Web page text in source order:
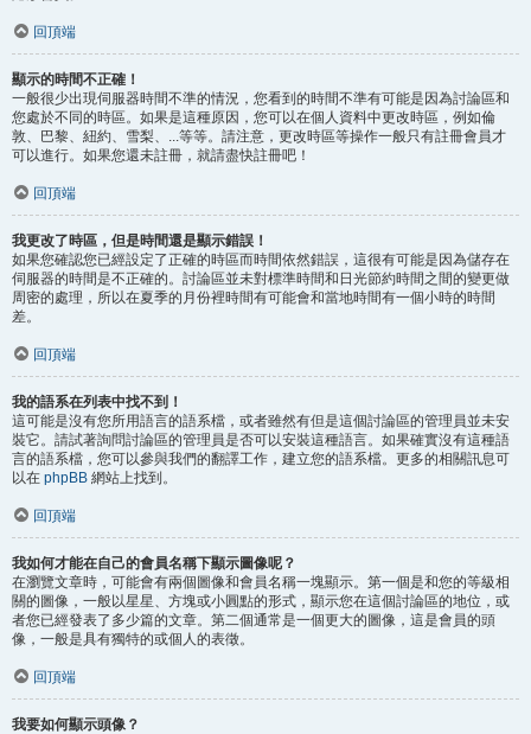
回頂端
顯示的時間不正確！
一般很少出現伺服器時間不準的情況，您看到的時間不準有可能是因為討論區和
您處於不同的時區。如果是這種原因，您可以在個人資料中更改時區，例如倫
敦、巴黎、紐約、雪梨、...等等。請注意，更改時區等操作一般只有註冊會員才
可以進行。如果您還未註冊，就請盡快註冊吧！
回頂端
我更改了時區，但是時間還是顯示錯誤！
如果您確認您已經設定了正確的時區而時間依然錯誤，這很有可能是因為儲存在
伺服器的時間是不正確的。討論區並未對標準時間和日光節約時間之間的變更做
周密的處理，所以在夏季的月份裡時間有可能會和當地時間有一個小時的時間
差。
回頂端
我的語系在列表中找不到！
這可能是沒有您所用語言的語系檔，或者雖然有但是這個討論區的管理員並未安
裝它。請試著詢問討論區的管理員是否可以安裝這種語言。如果確實沒有這種語
言的語系檔，您可以參與我們的翻譯工作，建立您的語系檔。更多的相關訊息可
以在 phpBB 網站上找到。
回頂端
我如何才能在自己的會員名稱下顯示圖像呢？
在瀏覽文章時，可能會有兩個圖像和會員名稱一塊顯示。第一個是和您的等級相
關的圖像，一般以星星、方塊或小圓點的形式，顯示您在這個討論區的地位，或
者您已經發表了多少篇的文章。第二個通常是一個更大的圖像，這是會員的頭
像，一般是具有獨特的或個人的表徵。
回頂端
我要如何顯示頭像？